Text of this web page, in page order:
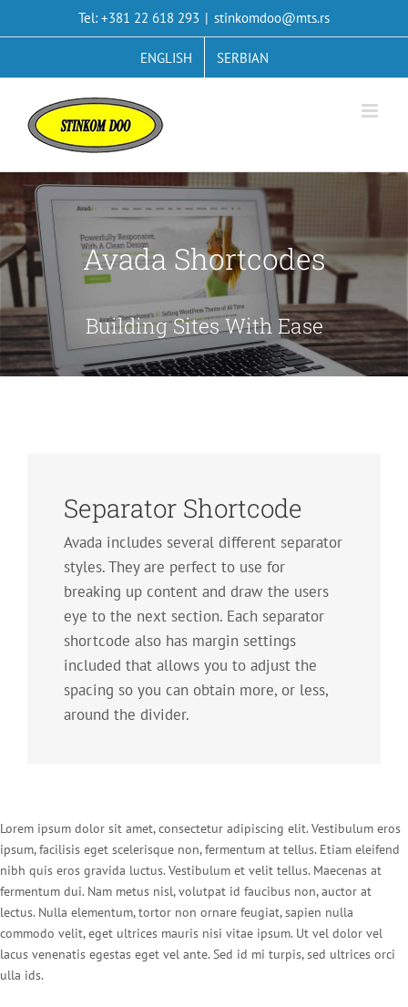
Tel: +381 22 618 293 | stinkomdoo@mts.rs
ENGLISH SERBIAN
Avada Shortcodes
Building Sites With Ease
Separator Shortcode
Avada includes several different separator
styles. They are perfect to use for
breaking up content and draw the users
eye to the next section. Each separator
shortcode also has margin settings
included that allows you to adjust the
spacing so you can obtain more, or less,
around the divider.
Lorem ipsum dolor sit amet, consectetur adipiscing elit. Vestibulum eros
ipsum, facilisis eget scelerisque non, fermentum at tellus. Etiam eleifend
nibh quis eros gravida luctus. Vestibulum et velit tellus. Maecenas at
fermentum dui. Nam metus nisl, volutpat id faucibus non, auctor at
lectus. Nulla elementum, tortor non ornare feugiat, sapien nulla
commodo velit, eget ultrices mauris nisi vitae ipsum. Ut vel dolor vel
lacus venenatis egestas eget vel ante. Sed id mi turpis, sed ultrices orci
ulla ids.